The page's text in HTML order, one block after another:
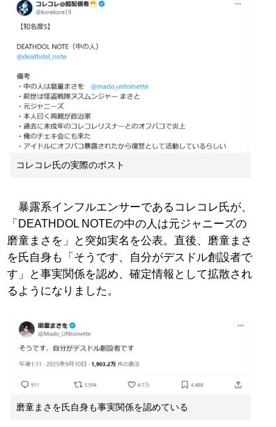
コレコレ氏の実際のポスト
暴露系インフルエンサーであるコレコレ氏が、
「DEATHDOL NOTEの中の人は元ジャニーズの
磨童まさを」と突如実名を公表。直後、磨童まさ
を氏自身も「そうです、自分がデスドル創設者で
す」と事実関係を認め、確定情報として拡散され
るようになりました。
磨童まさを氏自身も事実関係を認めている